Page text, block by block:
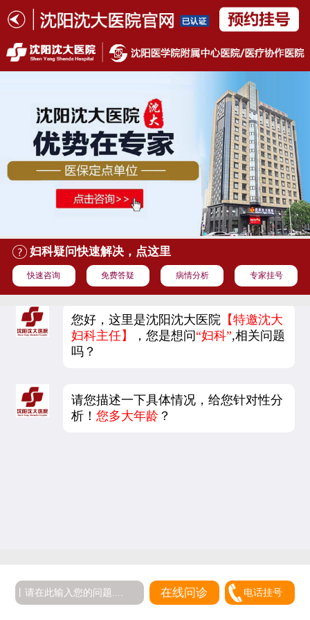
妇科疑问快速解决，点这里
快速咨询 免费答疑 病情分析 专家挂号
您好，这里是沈阳沈大医院 【特邀沈大
妇科主任】
，您是想问“妇科”,相关问题
吗？
请您描述一下具体情况，给您针对性分
析！您多大年龄 ？
在线问诊 电话挂号